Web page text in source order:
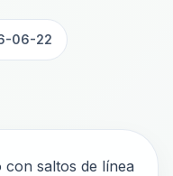
06-22
saltos de línea